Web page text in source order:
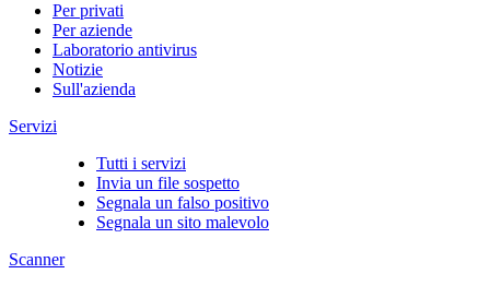
Per privati
Per aziende
Laboratorio antivirus
Notizie
Sull'azienda
Servizi
Tutti i servizi
Invia un file sospetto
Segnala un falso positivo
Segnala un sito malevolo
Scanner